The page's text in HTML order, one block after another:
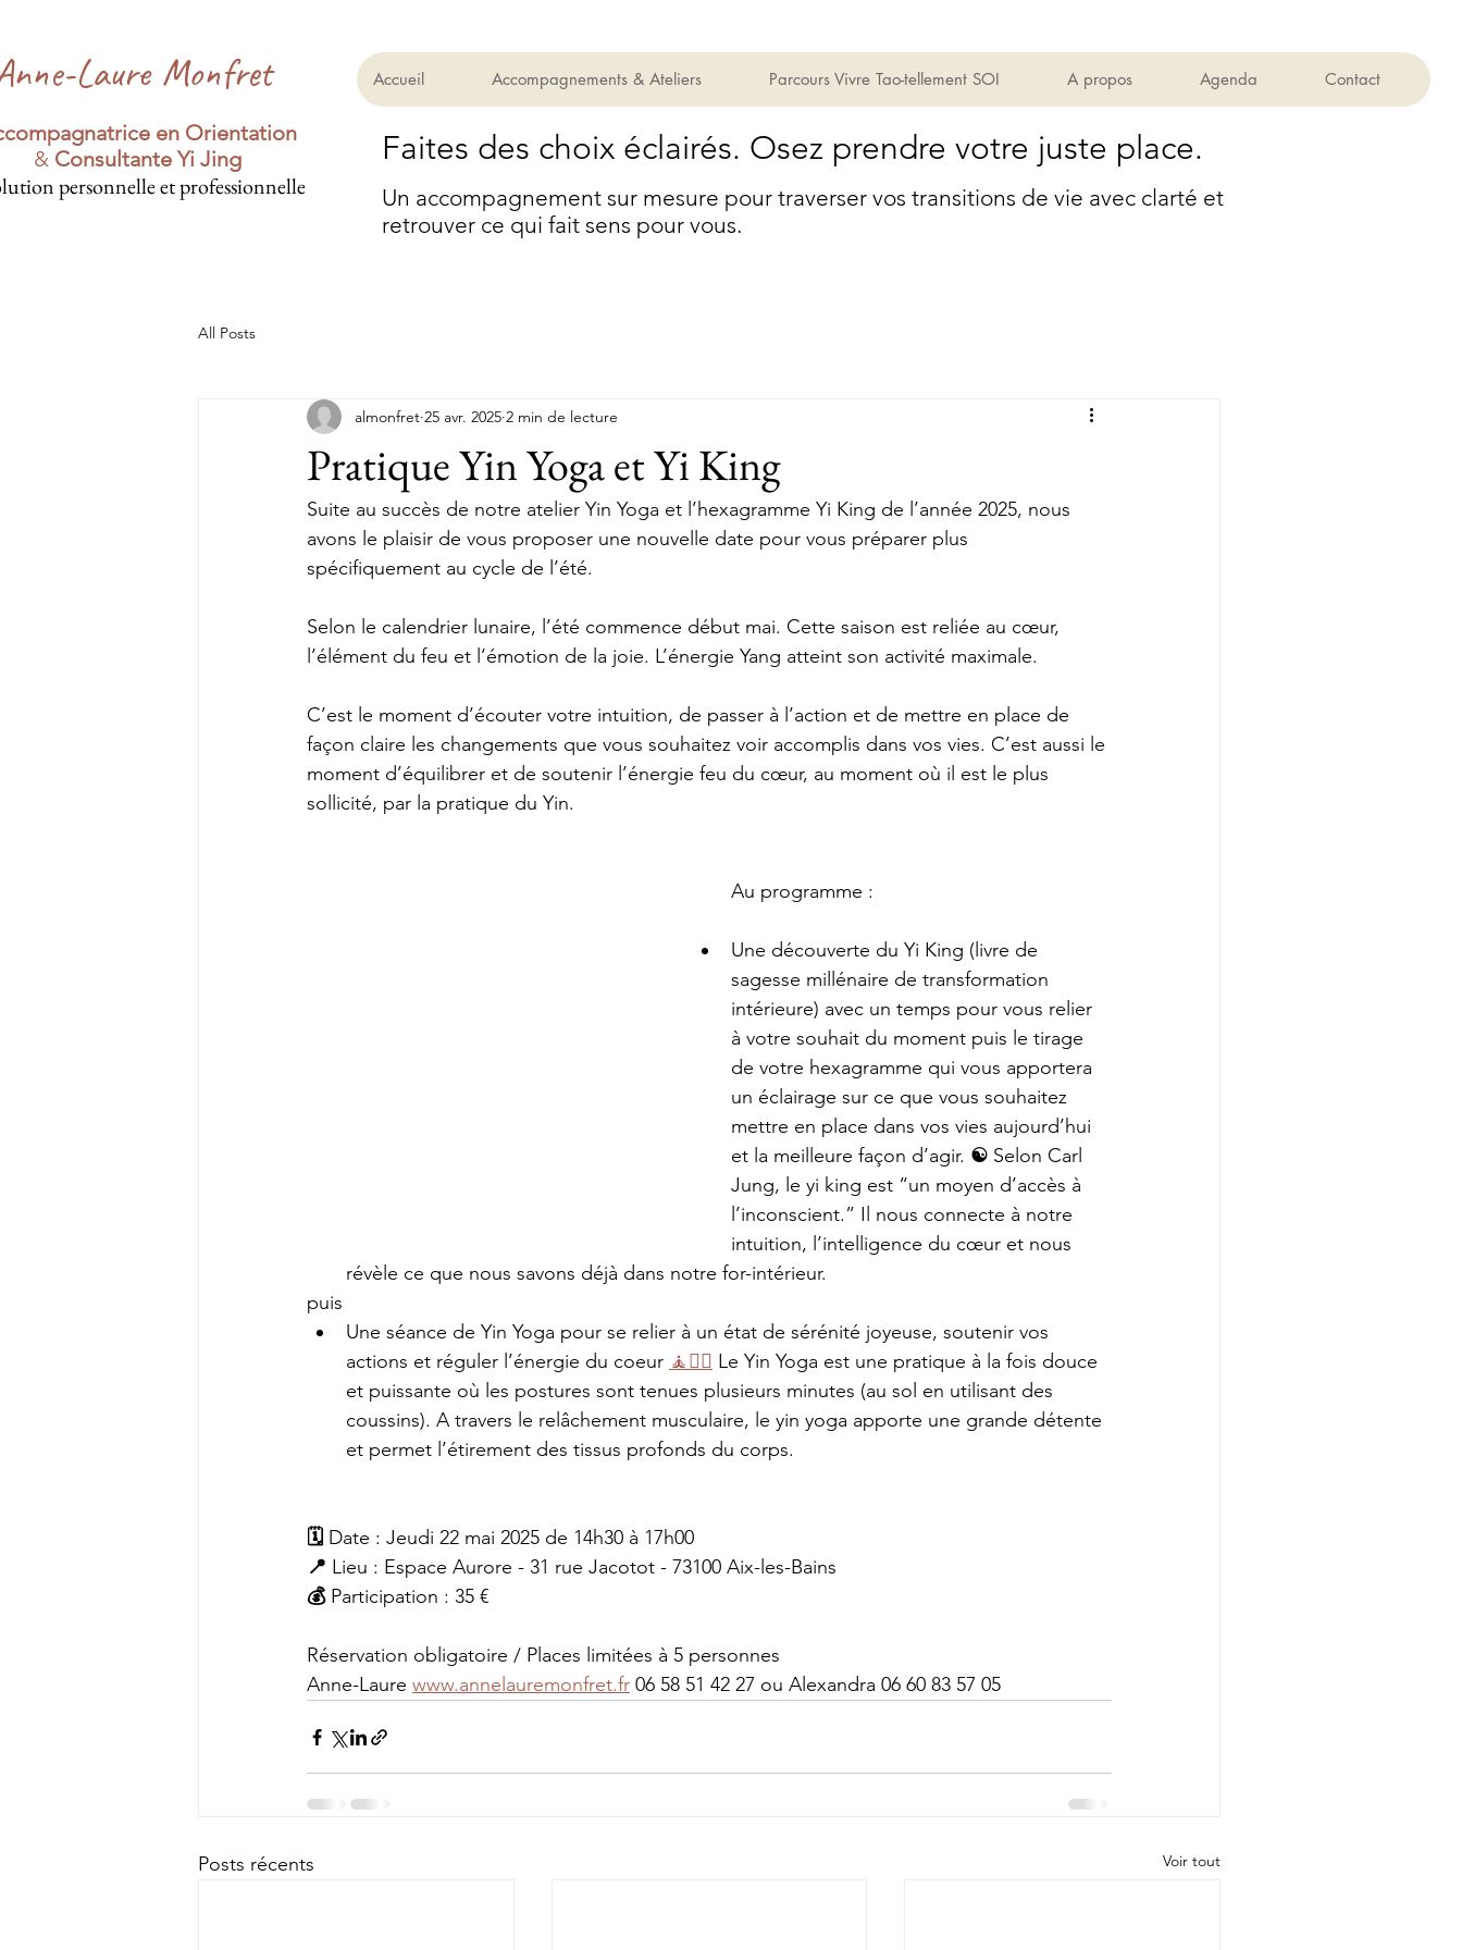
Laure Monfret
en Orientation
& Consultante Yi Jing
personnelle et professionnelle
Accueil Accompagnements & Ateliers Parcours Vivre Tao-tellement SOI A propos Agenda Contact
Faites des choix éclairés. Osez prendre votre juste place.
Un accompagnement sur mesure pour traverser vos transitions de vie avec clarté et
retrouver ce qui fait sens pour vous.
All Posts
Pratique Yin Yoga et Yi King
almonfret 25 avr. 2025 2 min de lecture
Suite au succès de notre atelier Yin Yoga et l’hexagramme Yi King de l’année 2025, nous
avons le plaisir de vous proposer une nouvelle date pour vous préparer plus
spécifiquement au cycle de l’été.
Selon le calendrier lunaire, l’été commence début mai. Cette saison est reliée au cœur,
l’élément du feu et l’émotion de la joie. L’énergie Yang atteint son activité maximale.
C’est le moment d’écouter votre intuition, de passer à l’action et de mettre en place de
façon claire les changements que vous souhaitez voir accomplis dans vos vies. C’est aussi le
moment d’équilibrer et de soutenir l’énergie feu du cœur, au moment où il est le plus
sollicité, par la pratique du Yin.
Au programme :
Une découverte du Yi King (livre de
sagesse millénaire de transformation
intérieure) avec un temps pour vous relier
à votre souhait du moment puis le tirage
de votre hexagramme qui vous apportera
un éclairage sur ce que vous souhaitez
mettre en place dans vos vies aujourd’hui
et la meilleure façon d’agir. ☯️ Selon Carl
Jung, le yi king est “un moyen d’accès à
l’inconscient.” Il nous connecte à notre
intuition, l’intelligence du cœur et nous
révèle ce que nous savons déjà dans notre for-intérieur.
puis
Une séance de Yin Yoga pour se relier à un état de sérénité joyeuse, soutenir vos
actions et réguler l’énergie du coeur 🧘🧘‍♂️ Le Yin Yoga est une pratique à la fois douce
et puissante où les postures sont tenues plusieurs minutes (au sol en utilisant des
coussins). A travers le relâchement musculaire, le yin yoga apporte une grande détente
et permet l’étirement des tissus profonds du corps.
🗓️ Date : Jeudi 22 mai 2025 de 14h30 à 17h00
📍 Lieu : Espace Aurore - 31 rue Jacotot - 73100 Aix-les-Bains
💰 Participation : 35 €
Réservation obligatoire / Places limitées à 5 personnes
Anne-Laure www.annelauremonfret.fr 06 58 51 42 27 ou Alexandra 06 60 83 57 05
Posts récents Voir tout